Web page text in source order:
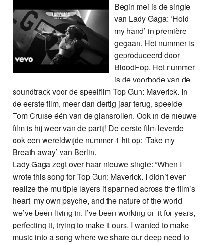
Begin mei is de single
van Lady Gaga: ‘Hold
my hand’ in première
gegaan. Het nummer is
geproduceerd door
BloodPop. Het nummer
is de voorbode van de
soundtrack voor de speelfilm Top Gun: Maverick. In
de eerste film, meer dan dertig jaar terug, speelde
Tom Cruise één van de glansrollen. Ook in de nieuwe
film is hij weer van de partij! De eerste film leverde
ook een wereldwijde nummer 1 hit op: ‘Take my
Breath away’ van Berlin.
Lady Gaga zegt over haar nieuwe single: “When I
wrote this song for Top Gun: Maverick, I didn’t even
realize the multiple layers it spanned across the film’s
heart, my own psyche, and the nature of the world
we’ve been living in. I’ve been working on it for years,
perfecting it, trying to make it ours. I wanted to make
music into a song where we share our deep need to